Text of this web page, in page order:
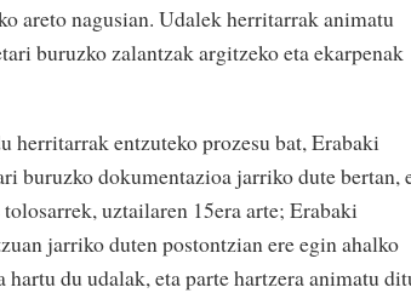
areto nagusian. Udalek herritarrak animatu
buruzko zalantzak argitzeko eta ekarpenak
herritarrak entzuteko prozesu bat, Erabaki
buruzko dokumentazioa jarriko dute bertan,
uztailaren 15era arte; Erabaki
jarriko duten postontzian ere egin ahalko
du udalak, eta parte hartzera animatu